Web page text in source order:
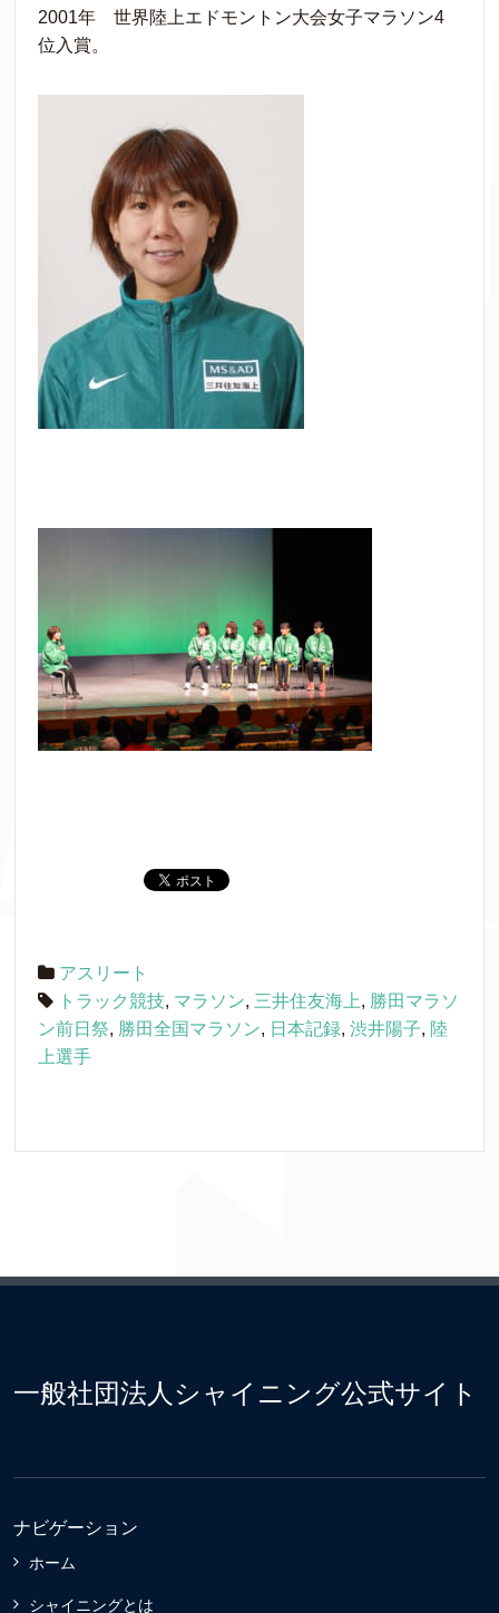
2001年 世界陸上エドモントン大会女子マラソン4
位入賞。
アスリート
トラック競技, マラソン, 三井住友海上, 勝田マラソ
ン前日祭, 勝田全国マラソン, 日本記録,渋井陽子, 陸
上選手
一般社団法人シャイニング公式サイト
ナビゲーション
ホーム
シャイニングとは